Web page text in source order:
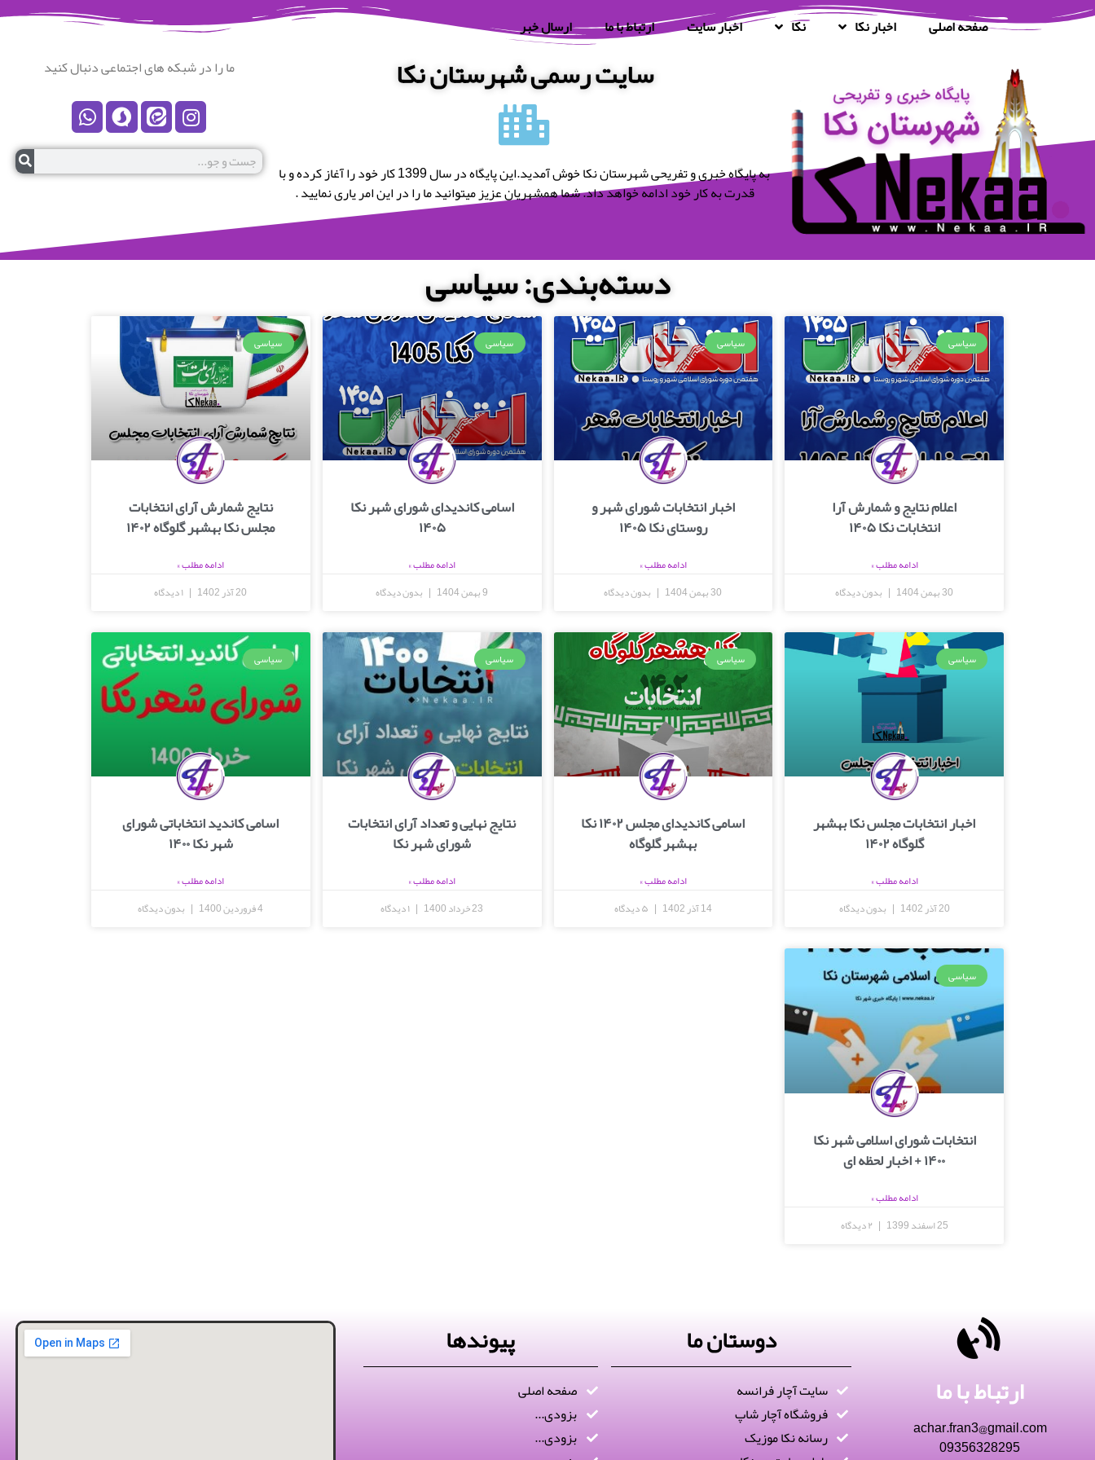
صفحه اصلی اخبار نکا نکا اخبار سایت ارتباط با ما ارسال خبر
سایت رسمی شهرستان نکا
به پایگاه خبری و تفریحی شهرستان نکا خوش آمدید.این پایگاه در سال 1399 کار خود را آغاز کرده و با
قدرت به کار خود ادامه خواهد داد. شما همشهریان عزیز میتوانید ما را در این امر یاری نمایید .
ما را در شبکه های اجتماعی دنبال کنید
دسته‌بندی: سیاسی
سیاسی
اعلام نتایج و شمارش آرا
انتخابات نکا ۱۴۰۵
ادامه مطلب »
30 بهمن 1404
بدون دیدگاه
سیاسی
اخبار انتخابات شورای شهر و
روستای نکا ۱۴۰۵
ادامه مطلب »
30 بهمن 1404
بدون دیدگاه
سیاسی
اسامی کاندیدای شورای شهر نکا
۱۴۰۵
ادامه مطلب »
9 بهمن 1404
بدون دیدگاه
سیاسی
نتایج شمارش آرای انتخابات
مجلس نکا بهشهر گلوگاه ۱۴۰۲
ادامه مطلب »
20 آذر 1402
سیاسی
اخبار انتخابات مجلس نکا بهشهر
گلوگاه ۱۴۰۲
ادامه مطلب »
20 آذر 1402
بدون دیدگاه
سیاسی
اسامی کاندیدای مجلس ۱۴۰۲ نکا
بهشهر گلوگاه
ادامه مطلب »
14 آذر 1402
سیاسی
نتایج نهایی و تعداد آرای انتخابات
شورای شهر نکا
ادامه مطلب »
23 خرداد 1400
سیاسی
اسامی کاندید انتخاباتی شورای
شهر نکا ۱۴۰۰
ادامه مطلب »
4 فروردین 1400
بدون دیدگاه
سیاسی
انتخابات شورای اسلامی شهر نکا
۱۴۰۰ + اخبار لحظه ای
ادامه مطلب »
25 اسفند 1399
ارتباط با ما
achar.fran3@gmail.com
09356328295
دوستان ما
سایت آچار فرانسه
فروشگاه آچار شاپ
رسانه نکا موزیک
پیوندها
صفحه اصلی
بزودی...
بزودی...